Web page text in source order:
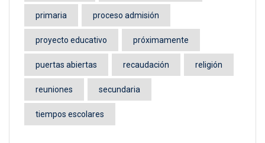
primaria proceso admisión
proyecto educativo próximamente
puertas abiertas recaudación religión
reuniones secundaria
tiempos escolares